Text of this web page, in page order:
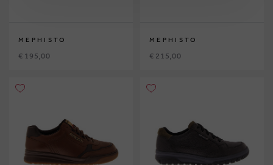
MEPHISTO
€ 195,00
MEPHISTO
€ 215,00